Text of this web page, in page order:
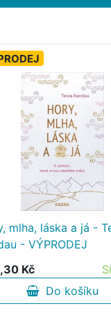
mlha, láska a já -
- VÝPRODEJ
Kč
Do košíku